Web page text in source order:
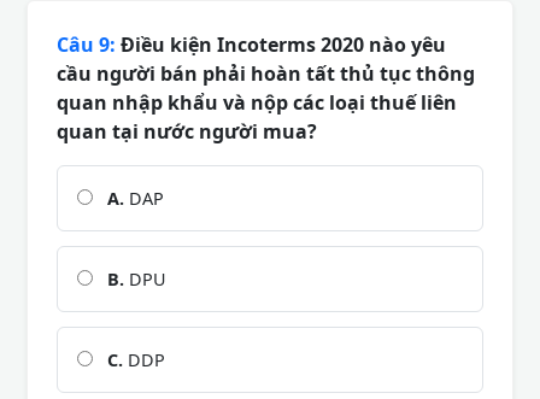
Câu 9: Điều kiện Incoterms 2020 nào yêu
cầu người bán phải hoàn tất thủ tục thông
quan nhập khẩu và nộp các loại thuế liên
quan tại nước người mua?
A. DAP
B. DPU
C. DDP